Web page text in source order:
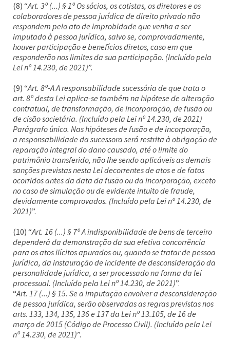
(8) “Art. 3º (...) § 1º Os sócios, os cotistas, os diretores e os
colaboradores de pessoa jurídica de direito privado não
respondem pelo ato de improbidade que venha a ser
imputado à pessoa jurídica, salvo se, comprovadamente,
houver participação e benefícios diretos, caso em que
responderão nos limites da sua participação. (Incluído pela
Lei nº 14.230, de 2021)”.
(9) “Art. 8º-A A responsabilidade sucessória de que trata o
art. 8º desta Lei aplica-se também na hipótese de alteração
contratual, de transformação, de incorporação, de fusão ou
de cisão societária. (Incluído pela Lei nº 14.230, de 2021)
Parágrafo único. Nas hipóteses de fusão e de incorporação,
a responsabilidade da sucessora será restrita à obrigação de
reparação integral do dano causado, até o limite do
patrimônio transferido, não lhe sendo aplicáveis as demais
sanções previstas nesta Lei decorrentes de atos e de fatos
ocorridos antes da data da fusão ou da incorporação, exceto
no caso de simulação ou de evidente intuito de fraude,
devidamente comprovados. (Incluído pela Lei nº 14.230, de
2021)”.
(10) “Art. 16 (...) § 7º A indisponibilidade de bens de terceiro
dependerá da demonstração da sua efetiva concorrência
para os atos ilícitos apurados ou, quando se tratar de pessoa
jurídica, da instauração de incidente de desconsideração da
personalidade jurídica, a ser processado na forma da lei
processual. (Incluído pela Lei nº 14.230, de 2021)”.
“Art. 17 (...) § 15. Se a imputação envolver a desconsideração
de pessoa jurídica, serão observadas as regras previstas nos
arts. 133, 134, 135, 136 e 137 da Lei nº 13.105, de 16 de
março de 2015 (Código de Processo Civil). (Incluído pela Lei
nº 14.230, de 2021)”.